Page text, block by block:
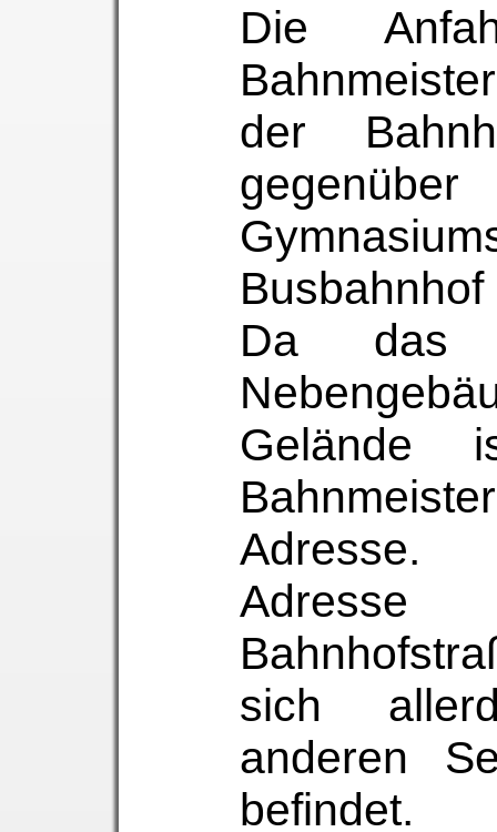
Die
der
Da das
Gelände
sich
anderen
befindet.